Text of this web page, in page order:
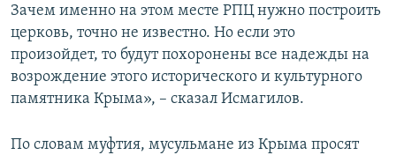
Зачем именно на этом месте РПЦ нужно построить
церковь, точно не известно. Но если это
произойдет, то будут похоронены все надежды на
возрождение этого исторического и культурного
памятника Крыма», – сказал Исмагилов.
По словам муфтия, мусульмане из Крыма просят